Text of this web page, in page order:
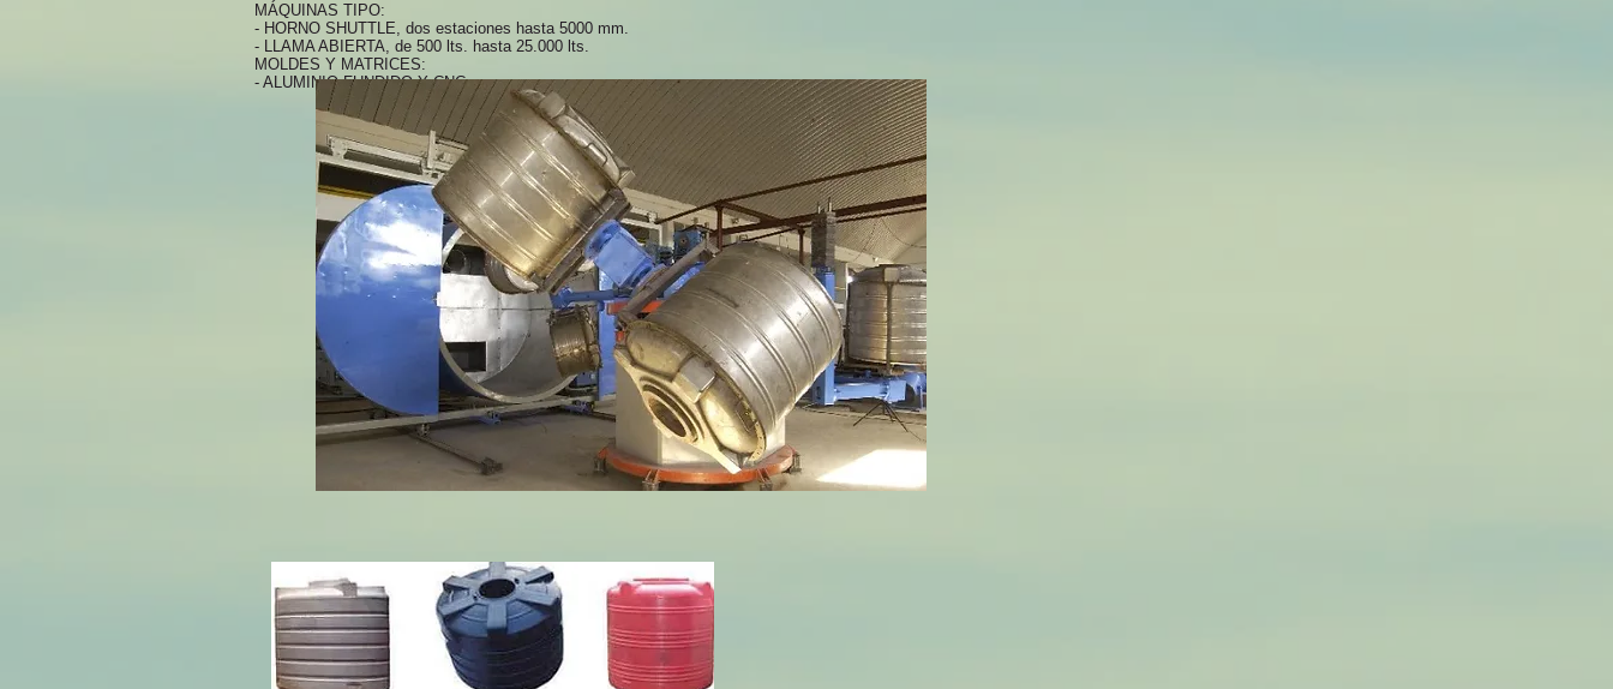
MÁQUINAS TIPO:
- HORNO SHUTTLE, dos estaciones hasta 5000 mm.
- LLAMA ABIERTA, de 500 lts. hasta 25.000 lts.
MOLDES Y MATRICES:
- ALUMINIO FUNDIDO Y CNC.